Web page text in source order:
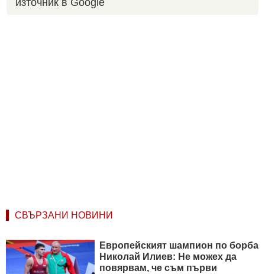
източник в Google
СВЪРЗАНИ НОВИНИ
Европейският шампион по борба
Николай Илиев: Не можех да
повярвам, че съм първи